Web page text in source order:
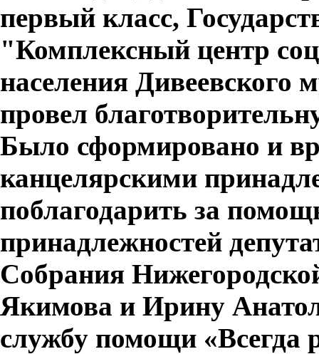
первый класс,
"Комплексный центр
населения Дивеевского
провел
Было сформировано и
канцелярскими
поблагодарить за
принадлежностей
Собрания
Якимова и Ирину
службу помощи «Всегда